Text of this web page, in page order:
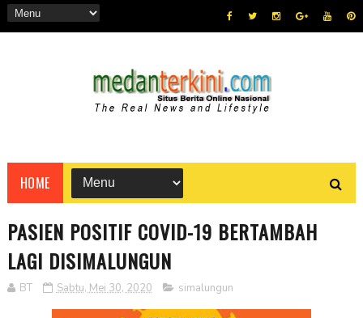
HOME
PASIEN POSITIF COVID-19 BERTAMBAH
LAGI DISIMALUNGUN
BT Sabtu, Mei 30, 2020 simalungun